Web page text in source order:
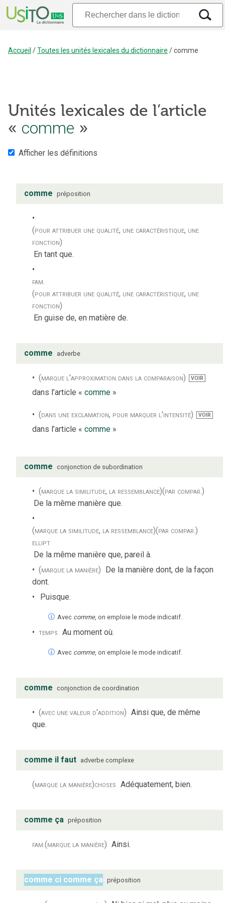
Accueil /Toutes les unités lexicales du dictionnaire /comme
Unités lexicales de l’article
« comme »
Afficher les définitions
comme préposition
(pour attribuer une qualité, une caractéristique, une
fonction)
En tant que.
fam.
(pour attribuer une qualité, une caractéristique, une
fonction)
En guise de, en matière de.
comme adverbe
(marque l'approximation dans la comparaison) VOIR
dans l’article « comme »
(dans une exclamation, pour marquer l'intensité) VOIR
dans l’article « comme »
comme conjonction de subordination
(marque la similitude, la ressemblance)(par compar.)
De la même manière que.
(marque la similitude, la ressemblance)(par compar.)
ellipt
De la même manière que, pareil à.
(marque la manière) De la manière dont, de la façon
dont.
Puisque.
Avec comme, on emploie le mode indicatif.
temps Au moment où.
Avec comme, on emploie le mode indicatif.
comme conjonction de coordination
(avec une valeur d'addition) Ainsi que, de même
que.
comme il faut adverbe complexe
(marque la manière)choses Adéquatement, bien.
comme ça préposition
fam. (marque la manière) Ainsi.
comme ci comme ça préposition